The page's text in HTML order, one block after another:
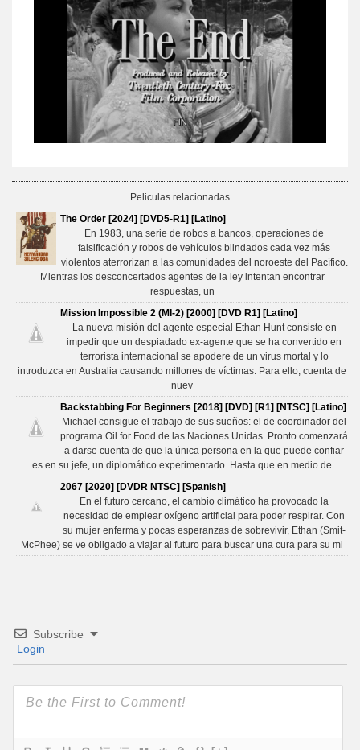
Peliculas relacionadas
The Order [2024] [DVD5-R1] [Latino]
En 1983, una serie de robos a bancos, operaciones de
falsificación y robos de vehículos blindados cada vez más
violentos aterrorizan a las comunidades del noroeste del Pacífico.
Mientras los desconcertados agentes de la ley intentan encontrar
respuestas, un
Mission Impossible 2 (MI-2) [2000] [DVD R1] [Latino]
La nueva misión del agente especial Ethan Hunt consiste en
impedir que un despiadado ex-agente que se ha convertido en
terrorista internacional se apodere de un virus mortal y lo
introduzca en Australia causando millones de víctimas. Para ello, cuenta de
nuev
Backstabbing For Beginners [2018] [DVD] [R1] [NTSC] [Latino]
Michael consigue el trabajo de sus sueños: el de coordinador del
programa Oil for Food de las Naciones Unidas. Pronto comenzará
a darse cuenta de que la única persona en la que puede confiar
es en su jefe, un diplomático experimentado. Hasta que en medio de
2067 [2020] [DVDR NTSC] [Spanish]
En el futuro cercano, el cambio climático ha provocado la
necesidad de emplear oxígeno artificial para poder respirar. Con
su mujer enferma y pocas esperanzas de sobrevivir, Ethan (Smit-
McPhee) se ve obligado a viajar al futuro para buscar una cura para su mi
Subscribe
Login